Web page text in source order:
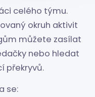
celého týmu.
okruh aktivit
můžete zasílat
nebo hledat
překryvů.
se: